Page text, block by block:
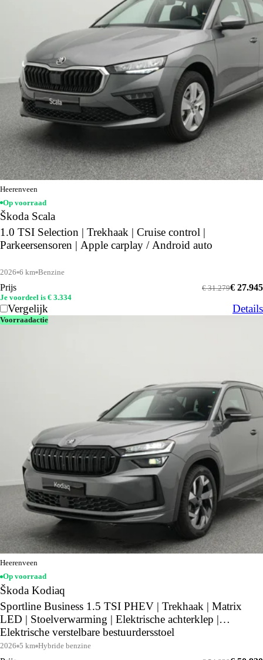
Heerenveen
Op voorraad
Škoda Scala
1.0 TSI Selection | Trekhaak | Cruise control |
Parkeersensoren | Apple carplay / Android auto
2026 6 km Benzine
Prijs € 27.945
€ 31.279
Je voordeel is € 3.334
Vergelijk Details
Voorraadactie
Heerenveen
Op voorraad
Škoda Kodiaq
Sportline Business 1.5 TSI PHEV | Trekhaak | Matrix
LED | Stoelverwarming | Elektrische achterklep |
Elektrische verstelbare bestuurdersstoel
2026 5 km Hybride benzine